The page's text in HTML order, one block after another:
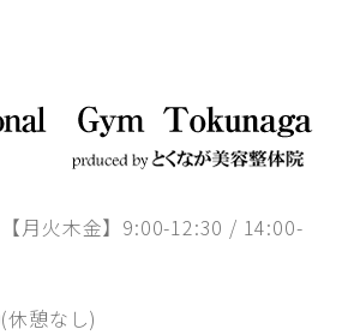
【月火木金】9:00-12:30 / 14:00-
休憩なし)